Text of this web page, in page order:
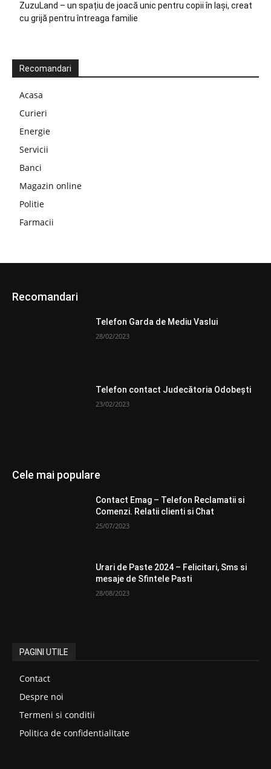
ZuzuLand – un spațiu de joacă unic pentru copii în Iași, creat
cu grijă pentru întreaga familie
Recomandari
Acasa
Curieri
Energie
Servicii
Banci
Magazin online
Politie
Farmacii
Recomandari
Telefon Garda de Mediu Vaslui
28/02/2023
Telefon contact Judecătoria Odobești
23/02/2023
Cele mai populare
Contact Emag – Telefon Reclamatii si
Comenzi. Relatii clienti si Chat
25/07/2023
Urari de Paste 2024 – Felicitari, Sms si
mesaje de Sfintele Pasti
28/08/2023
PAGINI UTILE
Contact
Despre noi
Termeni si conditii
Politica de confidentialitate